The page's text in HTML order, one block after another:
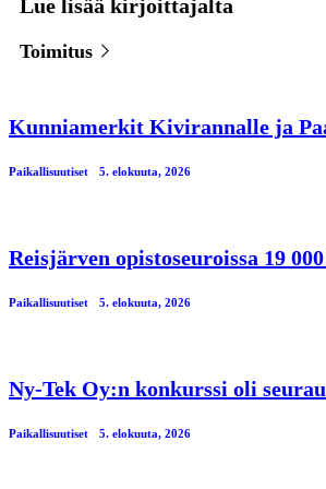
Lue lisää kirjoittajalta
Toimitus
Kunniamerkit Kivirannalle ja
Paikallisuutiset 5. elokuuta, 2026
Reisjärven opistoseuroissa 19
Paikallisuutiset 5. elokuuta, 2026
Ny-Tek Oy:n konkurssi oli
Paikallisuutiset 5. elokuuta, 2026